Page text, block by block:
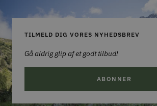
TILMELD DIG VORES NYHEDSBREV
Gå aldrig glip af et godt tilbud!
ABONNER